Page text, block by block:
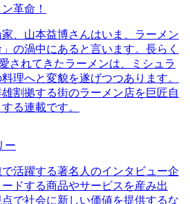
革命！
、山本益博さんはいま、ラーメン
の渦中にあると言います。長らく
されてきたラーメンは、ミシュラ
理へと変貌を遂げつつあります。
割拠する街のラーメン店を巨匠自
る連載です。
ー
活躍する著名人のインタビュー企
ドする商品やサービスを産み出
で社会に新しい価値を提供するな